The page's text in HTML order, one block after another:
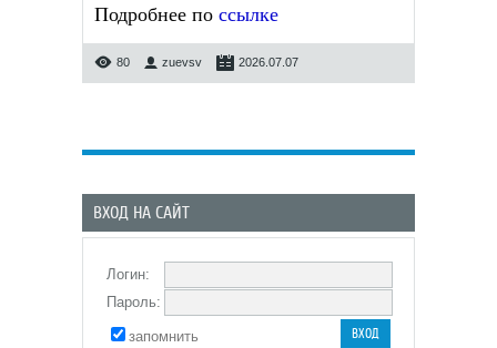
Подробнее по ссылке
80 zuevsv 2026.07.07
ВХОД НА САЙТ
Логин:
Пароль:
запомнить